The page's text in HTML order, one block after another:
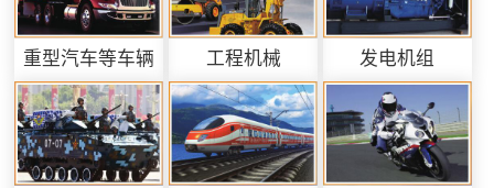
重型汽车等车辆 工程机械 发电机组